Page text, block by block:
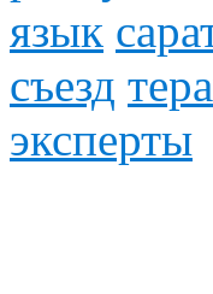
язык
съезд
эксперты